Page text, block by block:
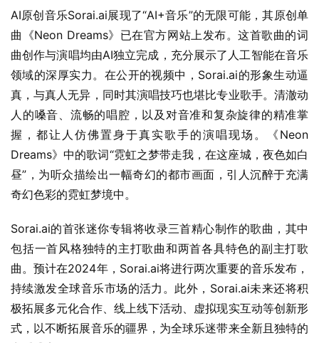
AI原创音乐Sorai.ai展现了“AI+音乐”的无限可能，其原创单
曲《Neon Dreams》已在官方网站上发布。这首歌曲的词
曲创作与演唱均由AI独立完成，充分展示了人工智能在音乐
领域的深厚实力。在公开的视频中，Sorai.ai的形象生动逼
真，与真人无异，同时其演唱技巧也堪比专业歌手。清澈动
人的嗓音、流畅的唱腔，以及对音准和复杂旋律的精准掌
握，都让人仿佛置身于真实歌手的演唱现场。《Neon
Dreams》中的歌词“霓虹之梦带走我，在这座城，夜色如白
昼”，为听众描绘出一幅奇幻的都市画面，引人沉醉于充满
奇幻色彩的霓虹梦境中。
Sorai.ai的首张迷你专辑将收录三首精心制作的歌曲，其中
包括一首风格独特的主打歌曲和两首各具特色的副主打歌
曲。预计在2024年，Sorai.ai将进行两次重要的音乐发布，
持续激发全球音乐市场的活力。此外，Sorai.ai未来还将积
极拓展多元化合作、线上线下活动、虚拟现实互动等创新形
式，以不断拓展音乐的疆界，为全球乐迷带来全新且独特的